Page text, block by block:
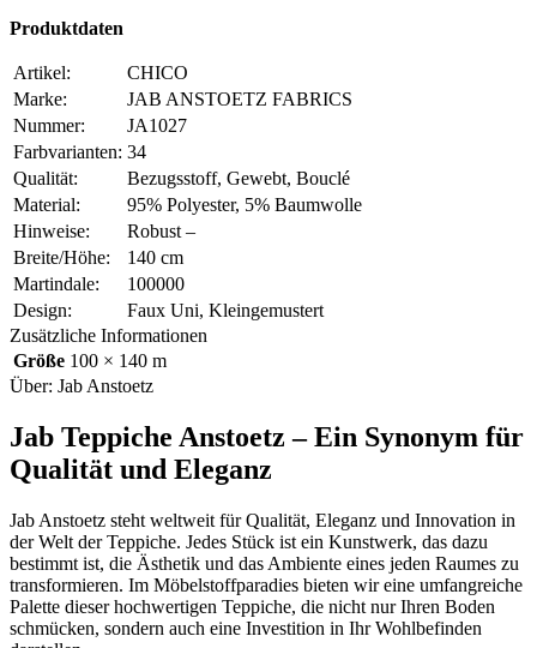
Produktdaten
Artikel:
CHICO
Marke:
JAB ANSTOETZ FABRICS
Nummer:
JA1027
Farbvarianten: 34
Qualität:
Bezugsstoff, Gewebt, Bouclé
Material:
95% Polyester, 5% Baumwolle
Hinweise:
Robust –
Breite/Höhe:
140 cm
Martindale:
100000
Design:
Faux Uni, Kleingemustert
Zusätzliche Informationen
Größe 100 × 140 m
Über: Jab Anstoetz
Jab Teppiche Anstoetz – Ein Synonym für
Qualität und Eleganz
Jab Anstoetz steht weltweit für Qualität, Eleganz und Innovation in
der Welt der Teppiche. Jedes Stück ist ein Kunstwerk, das dazu
bestimmt ist, die Ästhetik und das Ambiente eines jeden Raumes zu
transformieren. Im Möbelstoffparadies bieten wir eine umfangreiche
Palette dieser hochwertigen Teppiche, die nicht nur Ihren Boden
schmücken, sondern auch eine Investition in Ihr Wohlbefinden